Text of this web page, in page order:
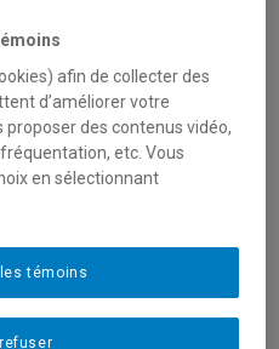
afin de collecter des
d’améliorer votre
proposer des contenus vidéo,
etc. Vous
en sélectionnant
témoins